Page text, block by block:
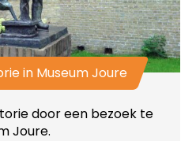
in Museum Joure
door een bezoek te
Joure.